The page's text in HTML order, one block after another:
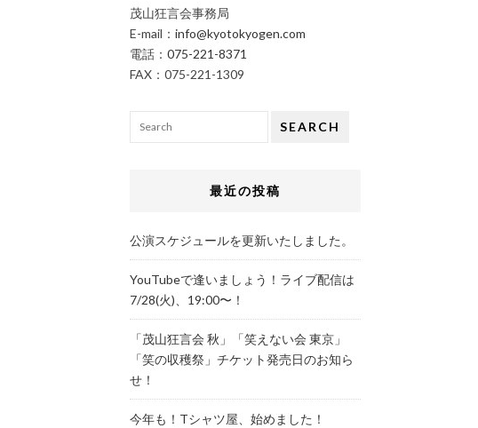
茂山狂言会事務局
E-mail： info@kyotokyogen.com
電話： 075-221-8371
FAX：075-221-1309
SEARCH
最近の投稿
公演スケジュールを更新いたしました。
YouTubeで逢いましょう！ライブ配信は
7/28(火)、19:00〜！
「茂山狂言会 秋」「笑えない会 東京」
「笑の収穫祭」チケット発売日のお知ら
せ！
今年も！Tシャツ屋、始めました！